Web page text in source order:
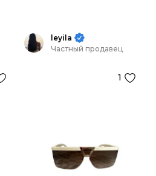
leyila
Частный продавец
1